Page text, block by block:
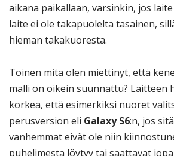
aikana paikallaan, varsinkin, jos
laite ei ole takapuolelta tasainen,
hieman takakuoresta.
Toinen mitä olen miettinyt, että
malli on oikein suunnattu? Laitteen
korkea, että esimerkiksi nuoret
perusversion eli Galaxy S6:n, jos
vanhemmat eivät ole niin
puhelimesta löytyy tai saattavat